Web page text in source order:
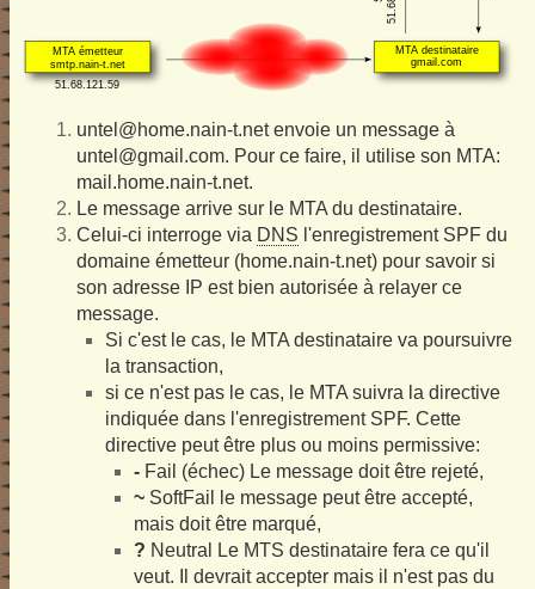
untel@home.nain-t.net envoie un message à
untel@gmail.com. Pour ce faire, il utilise son MTA:
mail.home.nain-t.net.
Le message arrive sur le MTA du destinataire.
Celui-ci interroge via DNS l'enregistrement SPF du
domaine émetteur (home.nain-t.net) pour savoir si
son adresse IP est bien autorisée à relayer ce
message.
Si c'est le cas, le MTA destinataire va poursuivre
la transaction,
si ce n'est pas le cas, le MTA suivra la directive
indiquée dans l'enregistrement SPF. Cette
directive peut être plus ou moins permissive:
- Fail (échec) Le message doit être rejeté,
~ SoftFail le message peut être accepté,
mais doit être marqué,
? Neutral Le MTS destinataire fera ce qu'il
veut. Il devrait accepter mais il n'est pas du